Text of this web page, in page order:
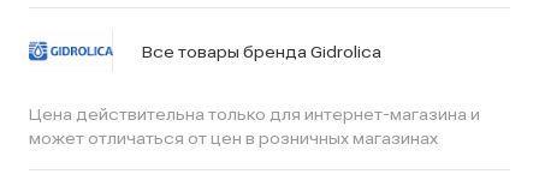
Все товары бренда Gidrolica
Цена действительна только для интернет-магазина и
может отличаться от цен в розничных магазинах